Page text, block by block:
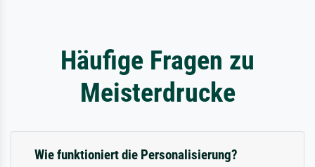
Häufige Fragen zu
Meisterdrucke
Wie funktioniert die Personalisierung?